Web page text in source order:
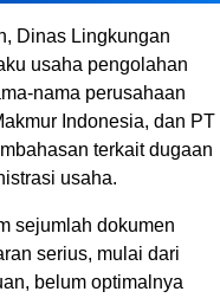
Dinas Lingkungan
usaha pengolahan
nama perusahaan
Indonesia, dan PT
terkait dugaan
usaha.
sejumlah dokumen
serius, mulai dari
belum optimalnya